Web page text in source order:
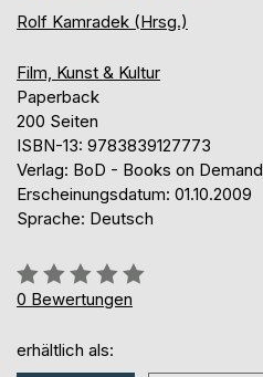
Rolf Kamradek (Hrsg.)
Film, Kunst & Kultur
Paperback
200 Seiten
ISBN-13: 9783839127773
Verlag: BoD - Books on Demand
Erscheinungsdatum: 01.10.2009
Sprache: Deutsch
Bewertung::
0%
0 Bewertungen
erhältlich als: